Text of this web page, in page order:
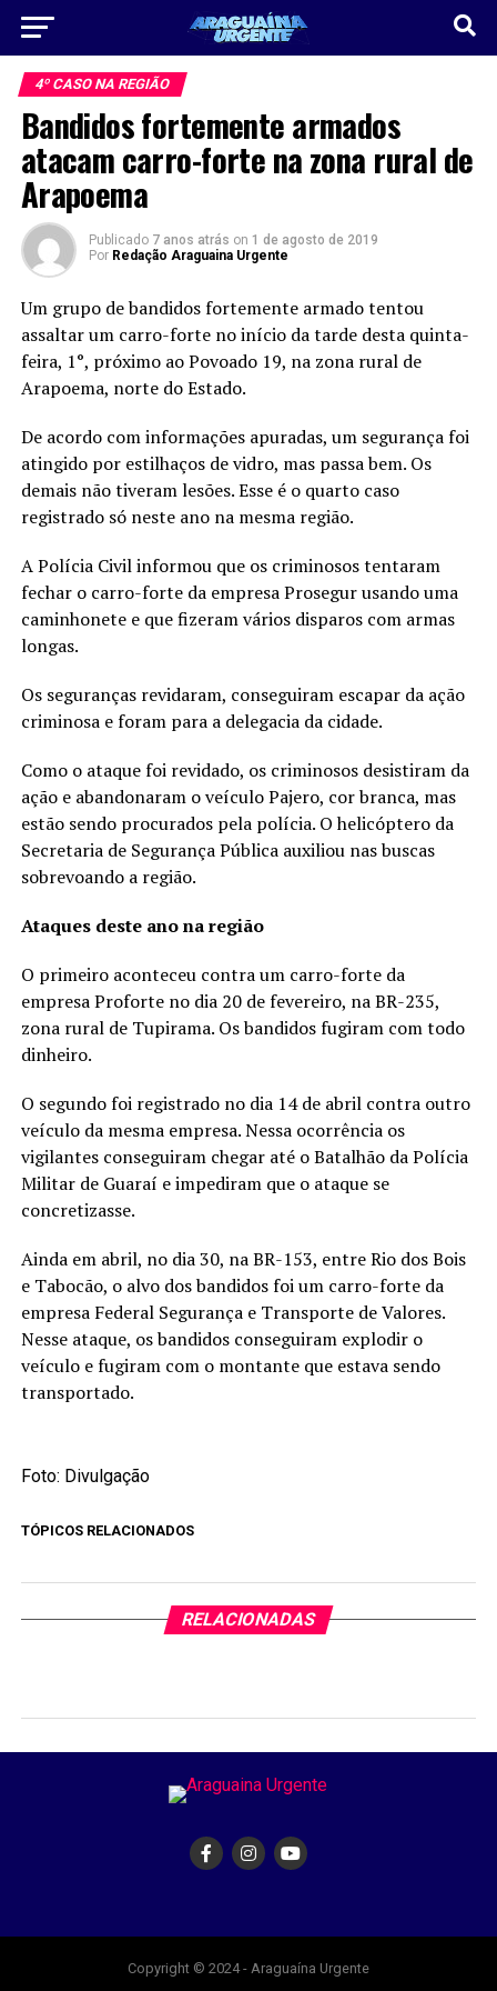
4º CASO NA REGIÃO
Bandidos fortemente armados
atacam carro-forte na zona rural de
Arapoema
Publicado 7 anos atrás on 1 de agosto de 2019
Por Redação Araguaina Urgente
Um grupo de bandidos fortemente armado tentou
assaltar um carro-forte no início da tarde desta quinta-
feira, 1°, próximo ao Povoado 19, na zona rural de
Arapoema, norte do Estado.
De acordo com informações apuradas, um segurança foi
atingido por estilhaços de vidro, mas passa bem. Os
demais não tiveram lesões. Esse é o quarto caso
registrado só neste ano na mesma região.
A Polícia Civil informou que os criminosos tentaram
fechar o carro-forte da empresa Prosegur usando uma
caminhonete e que fizeram vários disparos com armas
longas.
Os seguranças revidaram, conseguiram escapar da ação
criminosa e foram para a delegacia da cidade.
Como o ataque foi revidado, os criminosos desistiram da
ação e abandonaram o veículo Pajero, cor branca, mas
estão sendo procurados pela polícia. O helicóptero da
Secretaria de Segurança Pública auxiliou nas buscas
sobrevoando a região.
Ataques deste ano na região
O primeiro aconteceu contra um carro-forte da
empresa Proforte no dia 20 de fevereiro, na BR-235,
zona rural de Tupirama. Os bandidos fugiram com todo
dinheiro.
O segundo foi registrado no dia 14 de abril contra outro
veículo da mesma empresa. Nessa ocorrência os
vigilantes conseguiram chegar até o Batalhão da Polícia
Militar de Guaraí e impediram que o ataque se
concretizasse.
Ainda em abril, no dia 30, na BR-153, entre Rio dos Bois
e Tabocão, o alvo dos bandidos foi um carro-forte da
empresa Federal Segurança e Transporte de Valores.
Nesse ataque, os bandidos conseguiram explodir o
veículo e fugiram com o montante que estava sendo
transportado.
Foto: Divulgação
TÓPICOS RELACIONADOS
RELACIONADAS
Copyright © 2024 - Araguaína Urgente